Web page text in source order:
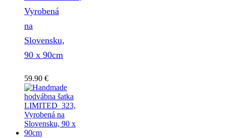
Vyrobená
na
Slovensku,
90 x 90cm
59.90 €